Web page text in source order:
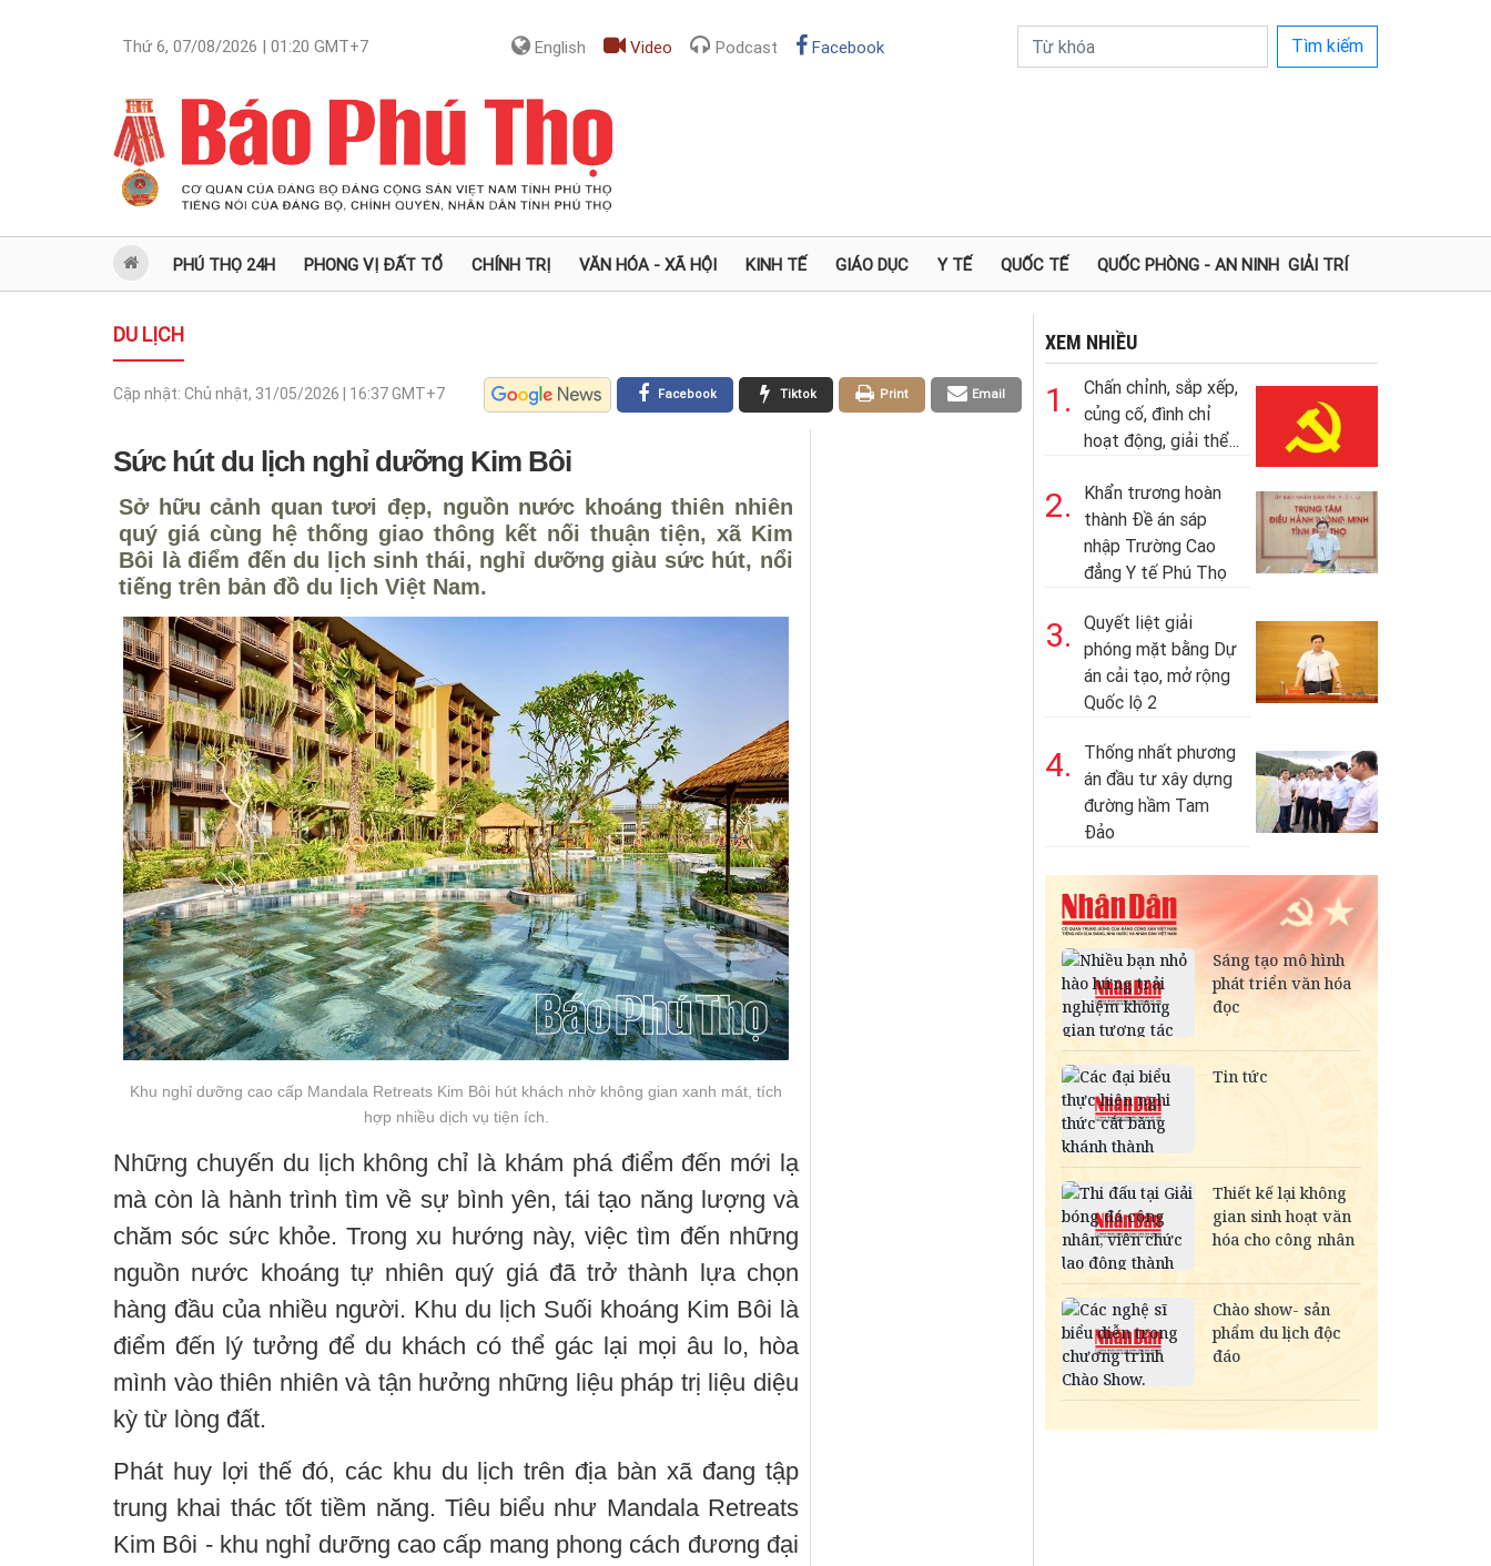
Thứ 6, 07/08/2026 | 01:20 GMT+7 English Video Podcast Facebook Tìm kiếm
PHÚ THỌ 24H PHONG VỊ ĐẤT TỔ CHÍNH TRỊ VĂN HÓA - XÃ HỘI KINH TẾ GIÁO DỤC Y TẾ QUỐC TẾ QUỐC PHÒNG - AN NINH GIẢI TRÍ
DU LỊCH
Cập nhật: Chủ nhật, 31/05/2026 | 16:37GMT+7 Email
Print
Tiktok
Facebook
Sức hút du lịch nghỉ dưỡng Kim Bôi
Sở hữu cảnh quan tươi đẹp, nguồn nước khoáng thiên nhiên
quý giá cùng hệ thống giao thông kết nối thuận tiện, xã Kim
Bôi là điểm đến du lịch sinh thái, nghỉ dưỡng giàu sức hút, nổi
tiếng trên bản đồ du lịch Việt Nam.
Khu nghỉ dưỡng cao cấp Mandala Retreats Kim Bôi hút khách nhờ không gian xanh mát, tích
hợp nhiều dịch vụ tiện ích.
Những chuyến du lịch không chỉ là khám phá điểm đến mới lạ
mà còn là hành trình tìm về sự bình yên, tái tạo năng lượng và
chăm sóc sức khỏe. Trong xu hướng này, việc tìm đến những
nguồn nước khoáng tự nhiên quý giá đã trở thành lựa chọn
hàng đầu của nhiều người. Khu du lịch Suối khoáng Kim Bôi là
điểm đến lý tưởng để du khách có thể gác lại mọi âu lo, hòa
mình vào thiên nhiên và tận hưởng những liệu pháp trị liệu diệu
kỳ từ lòng đất.
Phát huy lợi thế đó, các khu du lịch trên địa bàn xã đang tập
trung khai thác tốt tiềm năng. Tiêu biểu như Mandala Retreats
Kim Bôi - khu nghỉ dưỡng cao cấp mang phong cách đương đại
XEM NHIỀU
1.
Chấn chỉnh, sắp xếp,
củng cố, đình chỉ
hoạt động, giải thể...
2.
Khẩn trương hoàn
thành Đề án sáp
nhập Trường Cao
đẳng Y tế Phú Thọ
3.
Quyết liệt giải
phóng mặt bằng Dự
án cải tạo, mở rộng
Quốc lộ 2
4.
Thống nhất phương
án đầu tư xây dựng
đường hầm Tam
Đảo